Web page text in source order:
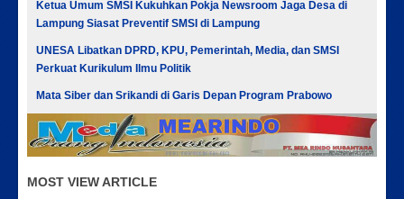
Ketua Umum SMSI Kukuhkan Pokja Newsroom Jaga Desa di
Lampung Siasat Preventif SMSI di Lampung
UNESA Libatkan DPRD, KPU, Pemerintah, Media, dan SMSI
Perkuat Kurikulum Ilmu Politik
Mata Siber dan Srikandi di Garis Depan Program Prabowo
MOST VIEW ARTICLE